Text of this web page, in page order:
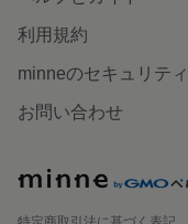
利用規約
minneのセキュリティ
お問い合わせ